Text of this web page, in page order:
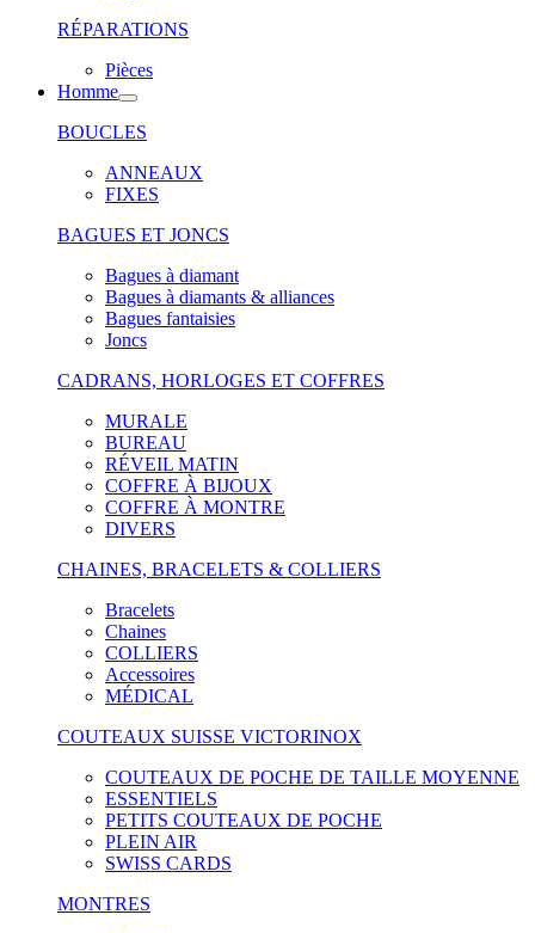
RÉPARATIONS
Pièces
Homme
BOUCLES
ANNEAUX
FIXES
BAGUES ET JONCS
Bagues à diamant
Bagues à diamants & alliances
Bagues fantaisies
Joncs
CADRANS, HORLOGES ET COFFRES
MURALE
BUREAU
RÉVEIL MATIN
COFFRE À BIJOUX
COFFRE À MONTRE
DIVERS
CHAINES, BRACELETS & COLLIERS
Bracelets
Chaines
COLLIERS
Accessoires
MÉDICAL
COUTEAUX SUISSE VICTORINOX
COUTEAUX DE POCHE DE TAILLE MOYENNE
ESSENTIELS
PETITS COUTEAUX DE POCHE
PLEIN AIR
SWISS CARDS
MONTRES